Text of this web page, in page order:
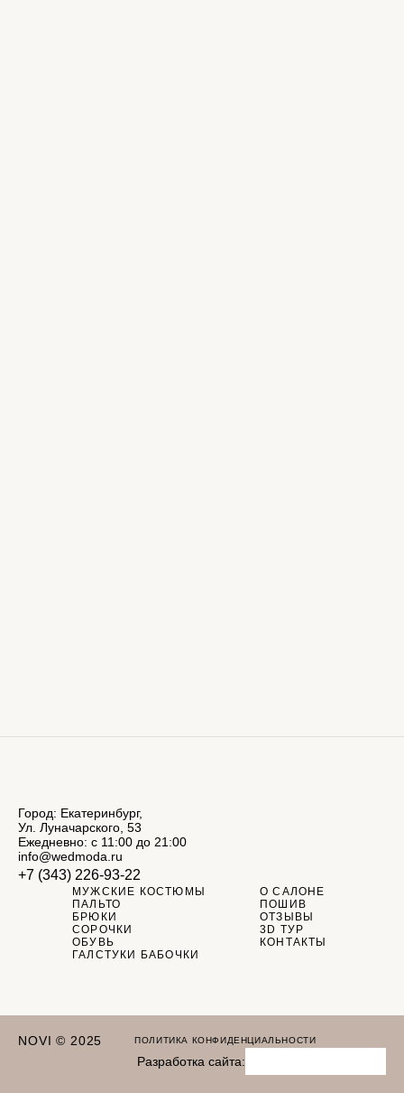
Город: Екатеринбург,
Ул. Луначарского, 53
Ежедневно: с 11:00 до 21:00
info@wedmoda.ru
+7 (343) 226-93-22
МУЖСКИЕ КОСТЮМЫ
ПАЛЬТО
БРЮКИ
СОРОЧКИ
ОБУВЬ
ГАЛСТУКИ БАБОЧКИ
О САЛОНЕ
ПОШИВ
ОТЗЫВЫ
3D ТУР
КОНТАКТЫ
NOVI © 2025 ПОЛИТИКА КОНФИДЕНЦИАЛЬНОСТИ
Разработка сайта: